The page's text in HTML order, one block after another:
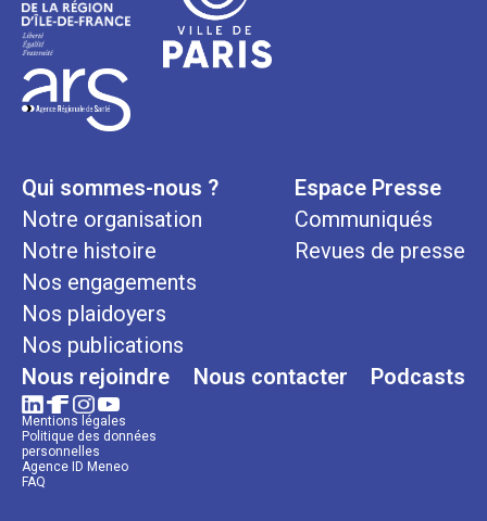
Qui sommes-nous ?
Notre organisation
Notre histoire
Nos engagements
Nos plaidoyers
Nos publications
Espace Presse
Communiqués
Revues de presse
Nous rejoindre Nous contacter Podcasts
Mentions légales
Politique des données
personnelles
Agence ID Meneo
FAQ